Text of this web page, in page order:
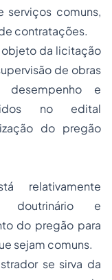
serviços comuns,
contratações.
objeto da licitação
de obras
desempenho e
no edital
do pregão
relativamente
doutrinário e
do pregão para
sejam comuns.
se sirva da